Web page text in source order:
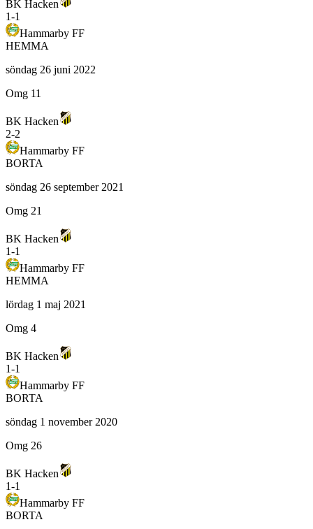
BK Hacken
1-1
Hammarby FF
HEMMA
söndag 26 juni 2022
Omg 11
BK Hacken
2-2
Hammarby FF
BORTA
söndag 26 september 2021
Omg 21
BK Hacken
1-1
Hammarby FF
HEMMA
lördag 1 maj 2021
Omg 4
BK Hacken
1-1
Hammarby FF
BORTA
söndag 1 november 2020
Omg 26
BK Hacken
1-1
Hammarby FF
BORTA